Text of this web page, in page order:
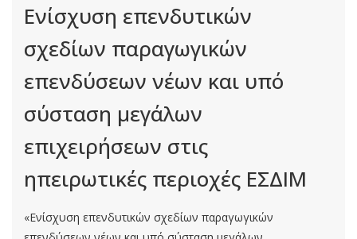
Ενίσχυση επενδυτικών
σχεδίων παραγωγικών
επενδύσεων νέων και υπό
σύσταση μεγάλων
επιχειρήσεων στις
ηπειρωτικές περιοχές ΕΣΔΙΜ
«Ενίσχυση επενδυτικών σχεδίων παραγωγικών